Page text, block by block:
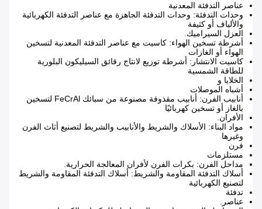
عناصر التدفئة المعدنية
وحدات التدفئة: وحدات التدفئة الجاهزة مع عناصر التدفئة الكهربائية
والألياف أو كثيفة
العزل السيراميك.
أشرطة تسخين الهواء: كاسيت مع عناصر التدفئة المعدنية لتسخين
الهواء أو الغازات
كاسيت الانتشار: أشرطة توزيع لانتاج رقائق السيليكون البلورية
للطاقة الشمسية
الخلايا و
أشباه الموصلات
أنابيب الفرن: أنابيب مقذوفة مصنوعة من سبائك FeCrAl لتسخين
بالغاز أو تسخين كهربائيًا
الأفران.
مواد البناء: الأسلاك والشريط والأنابيب والشريط لتصنيع أثاث الفرن
وغيرها
فرن
مستلزمات
مداحل الفرن: بكرات الفرن لأفران المعالجة الحرارية.
أسلاك التدفئة المقاومة والشريط: أسلاك التدفئة المقاومة والشريط
لتصنيع الكهربائية
تدفئة
عناصر.